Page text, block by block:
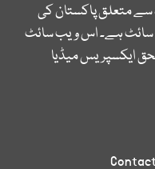
سے متعلق پاکستان کی
سائٹ ہے۔ اس ویب سائٹ
ایکسپریس میڈیا
Contact